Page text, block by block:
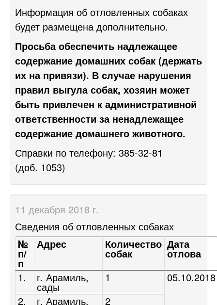
Информация об отловленных собаках
будет размещена дополнительно.
Просьба обеспечить надлежащее
содержание домашних собак (держать
их на привязи). В случае нарушения
правил выгула собак, хозяин может
быть привлечен к административной
ответственности за ненадлежащее
содержание домашнего животного.
Справки по телефону: 385-32-81
(доб. 1053)
11 декабря 2018 г.
Сведения об отловленных собаках
№
п/
п
Адрес Количество
собак
Дата
отлова
1.
г. Арамиль,
сады
1
05.10.2018
2.
г. Арамиль, 2